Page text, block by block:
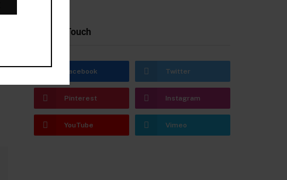
Stay In Touch
Facebook Twitter
Pinterest Instagram
YouTube Vimeo